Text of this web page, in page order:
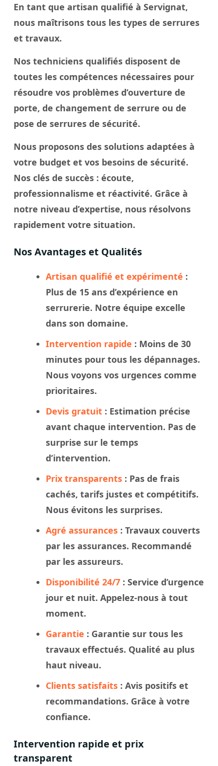
En tant que artisan qualifié à Servignat,
nous maîtrisons tous les types de serrures
et travaux.
Nos techniciens qualifiés disposent de
toutes les compétences nécessaires pour
résoudre vos problèmes d’ouverture de
porte, de changement de serrure ou de
pose de serrures de sécurité.
Nous proposons des solutions adaptées à
votre budget et vos besoins de sécurité.
Nos clés de succès : écoute,
professionnalisme et réactivité. Grâce à
notre niveau d’expertise, nous résolvons
rapidement votre situation.
Nos Avantages et Qualités
Artisan qualifié et expérimenté :
Plus de 15 ans d’expérience en
serrurerie. Notre équipe excelle
dans son domaine.
Intervention rapide : Moins de 30
minutes pour tous les dépannages.
Nous voyons vos urgences comme
prioritaires.
Devis gratuit : Estimation précise
avant chaque intervention. Pas de
surprise sur le temps
d’intervention.
Prix transparents : Pas de frais
cachés, tarifs justes et compétitifs.
Nous évitons les surprises.
Agré assurances : Travaux couverts
par les assurances. Recommandé
par les assureurs.
Disponibilité 24/7 : Service d’urgence
jour et nuit. Appelez-nous à tout
moment.
Garantie : Garantie sur tous les
travaux effectués. Qualité au plus
haut niveau.
Clients satisfaits : Avis positifs et
recommandations. Grâce à votre
confiance.
Intervention rapide et prix
transparent